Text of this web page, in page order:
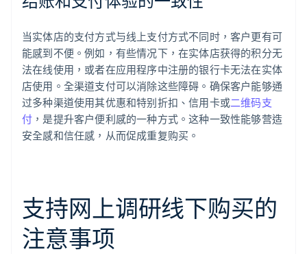
当实体店的支付方式与线上支付方式不同时，客户更有可
能感到不便。例如，有些情况下，在实体店获得的积分无
法在线使用，或者在应用程序中注册的银行卡无法在实体
店使用。全渠道支付可以消除这些障碍。确保客户能够通
过多种渠道使用其优惠和特别折扣、信用卡或二维码支
付 ，是提升客户便利感的一种方式。这种一致性能够营造
安全感和信任感，从而促成重复购买。
支持网上调研线下购买的
注意事项